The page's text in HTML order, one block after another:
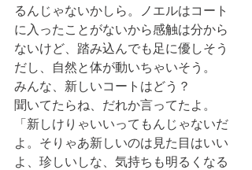
るんじゃないかしら。ノエルはコート
に入ったことがないから感触は分から
ないけど、踏み込んでも足に優しそう
だし、自然と体が動いちゃいそう。
みんな、新しいコートはどう？
聞いてたらね、だれか言ってたよ。
「新しけりゃいいってもんじゃないだ
よ。そりゃあ新しいのは見た目はいい
よ、珍しいしな、気持ちも明るくなる